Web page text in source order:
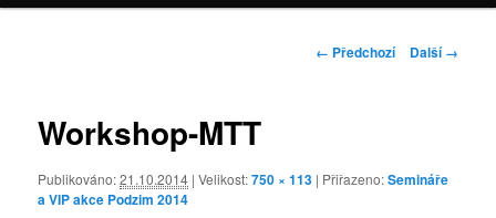
Navigace
← Předchozí Další →
Workshop-MTT
Publikováno:21.10.2014 | Velikost:750 × 113 | Přiřazeno:Semináře
a VIP akce Podzim 2014